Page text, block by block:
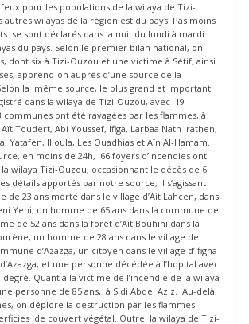
pour les populations de la wilaya de Tizi-
wilayas de la région est du pays. Pas moins
se sont déclarés dans la nuit du lundi à mardi
du pays. Selon le premier bilan national, on
dont six à Tizi-Ouzou et une victime à Sétif, ainsi
apprend-on auprès d’une source de la
la même source, le plus grand et important
dans la wilaya de Tizi-Ouzou, avec 19
ont été ravagées par les flammes, à
Toudert, Abi Youssef, Ifiga, Larbaa Nath Irathen,
Yatafen, Illoula, Les Ouadhias et Aïn Al-Hamam.
en moins de 24h, 66 foyers d’incendies ont
wilaya Tizi-Ouzou, occasionnant le décès de 6
détails apportés par notre source, il s’agissant
de 23 ans morte dans le village d’Ait Lahcen, dans
Yeni, un homme de 65 ans dans la commune de
de 52 ans dans la forêt d’Ait Bouhini dans la
un homme de 28 ans dans le village de
d’Azazga, un citoyen dans le village d’Ifigha
et une personne décédée à l’hopital avec
Quant à la victime de l’incendie de la wilaya
personne de 85 ans, à Sidi Abdel Aziz. Au-delà,
on déplore la destruction par les flammes
de couvert végétal. Outre la wilaya de Tizi-